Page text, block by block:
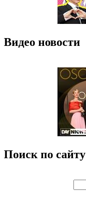
Видео новости
Поиск по сайту